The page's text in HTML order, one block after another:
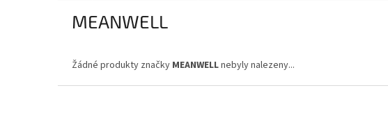
MEANWELL
Žádné produkty značky MEANWELLnebyly nalezeny...